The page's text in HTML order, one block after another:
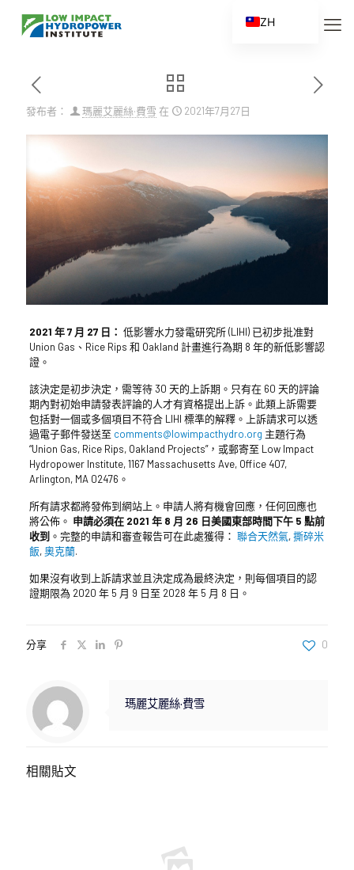
發布者： 瑪麗艾麗絲·費雪 在 2021年7月27日
2021 年 7 月 27 日： 低影響水力發電研究所 (LIHI) 已初步批准對
Union Gas、Rice Rips 和 Oakland 計畫進行為期 8 年的新低影響認
證。
該決定是初步決定，需等待 30 天的上訴期。只有在 60 天的評論
期內對初始申請發表評論的人才有資格提出上訴。此類上訴需要
包括對一個或多個項目不符合 LIHI 標準的解釋。上訴請求可以透
過電子郵件發送至 comments@lowimpacthydro.org 主題行為
“Union Gas, Rice Rips, Oakland Projects”，或郵寄至 Low Impact
Hydropower Institute, 1167 Massachusetts Ave, Office 407,
Arlington, MA 02476。
所有請求都將發佈到網站上。申請人將有機會回應，任何回應也
將公佈。 申請必須在 2021 年 8 月 26 日美國東部時間下午 5 點前
收到 。完整的申請和審查報告可在此處獲得： 聯合天然氣,撕碎米
飯,奧克蘭.
如果沒有收到上訴請求並且決定成為最終決定，則每個項目的認
證期限為 2020 年 5 月 9 日至 2028 年 5 月 8 日。
分享 0
瑪麗艾麗絲·費雪
相關貼文
ZH